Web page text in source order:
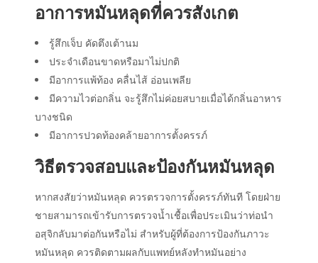
อาการหมันหลุดที่ควรสังเกต
รู้สึกเจ็บ คัดตึงเต้านม
ประจำเดือนขาดหรือมาไม่ปกติ
มีอาการแพ้ท้อง คลื่นไส้ อ่อนเพลีย
มีความไวต่อกลิ่น จะรู้สึกไม่ค่อยสบายเมื่อได้กลิ่นอาหาร
บางชนิด
มีอาการปวดท้องคล้ายอาการตั้งครรภ์
วิธีตรวจสอบและป้องกันหมันหลุด
หากสงสัยว่าหมันหลุด ควรตรวจการตั้งครรภ์ทันที โดยฝ่าย
ชายสามารถเข้ารับการตรวจน้ำเชื้อเพื่อประเมินว่าท่อนำ
อสุจิกลับมาต่อกันหรือไม่ สำหรับผู้ที่ต้องการป้องกันภาวะ
หมันหลุด ควรติดตามผลกับแพทย์หลังทำหมันอย่าง